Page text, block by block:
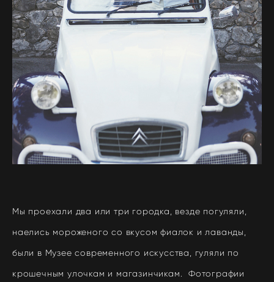
Мы проехали два или три городка, везде погуляли,
наелись мороженого со вкусом фиалок и лаванды,
были в Музее современного искусства, гуляли по
крошечным улочкам и магазинчикам. Фотографии